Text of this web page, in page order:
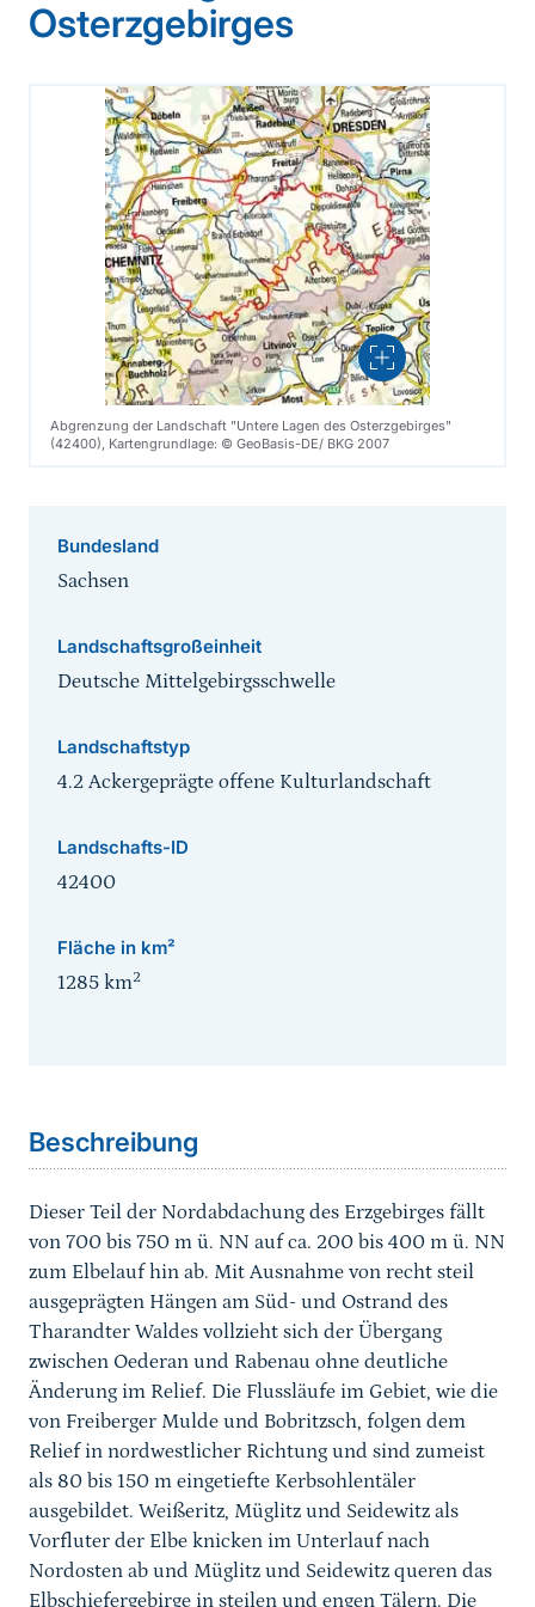
Osterzgebirges
Vergrößern
Abgrenzung der Landschaft "Untere Lagen des Osterzgebirges"
(42400), Kartengrundlage: © GeoBasis-DE/ BKG 2007
Bundesland
Sachsen
Landschaftsgroßeinheit
Deutsche Mittelgebirgsschwelle
Landschaftstyp
4.2 Ackergeprägte offene Kulturlandschaft
Landschafts-ID
42400
Fläche in km²
1285 km2
Beschreibung
Dieser Teil der Nordabdachung des Erzgebirges fällt
von 700 bis 750 m ü. NN auf ca. 200 bis 400 m ü. NN
zum Elbelauf hin ab. Mit Ausnahme von recht steil
ausgeprägten Hängen am Süd- und Ostrand des
Tharandter Waldes vollzieht sich der Übergang
zwischen Oederan und Rabenau ohne deutliche
Änderung im Relief. Die Flussläufe im Gebiet, wie die
von Freiberger Mulde und Bobritzsch, folgen dem
Relief in nordwestlicher Richtung und sind zumeist
als 80 bis 150 m eingetiefte Kerbsohlentäler
ausgebildet. Weißeritz, Müglitz und Seidewitz als
Vorfluter der Elbe knicken im Unterlauf nach
Nordosten ab und Müglitz und Seidewitz queren das
Elbschiefergebirge in steilen und engen Tälern. Die